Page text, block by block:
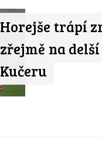
Horejše trápí
zřejmě na
Kučeru